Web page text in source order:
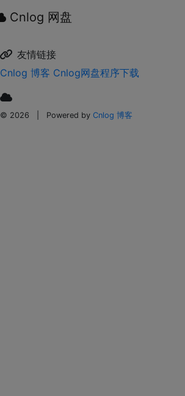
Cnlog 网盘
友情链接
Cnlog 博客 Cnlog网盘程序下载
© 2026 Powered by Cnlog 博客